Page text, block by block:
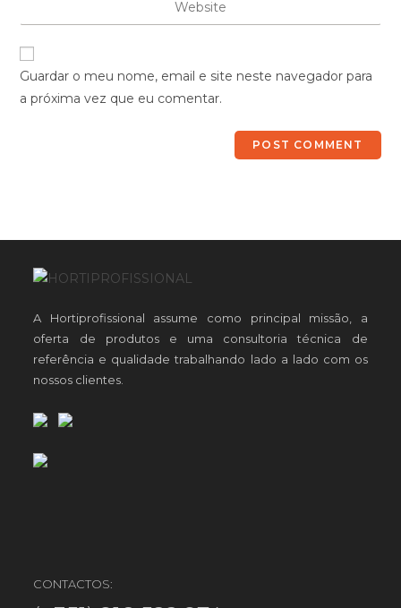
Guardar o meu nome, email e site neste navegador para
a próxima vez que eu comentar.
A Hortiprofissional assume como principal missão, a
oferta de produtos e uma consultoria técnica de
referência e qualidade trabalhando lado a lado com os
nossos clientes.
CONTACTOS: